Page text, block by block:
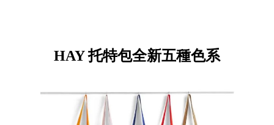
HAY 托特包全新五種色系